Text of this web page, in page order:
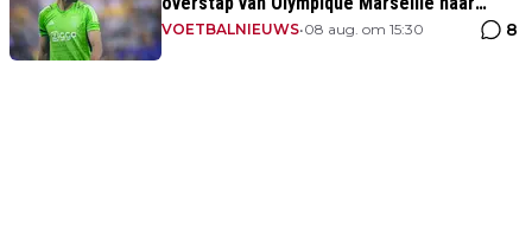
Manchester City'
VOETBALNIEUWS•08 aug. om 15:30 8